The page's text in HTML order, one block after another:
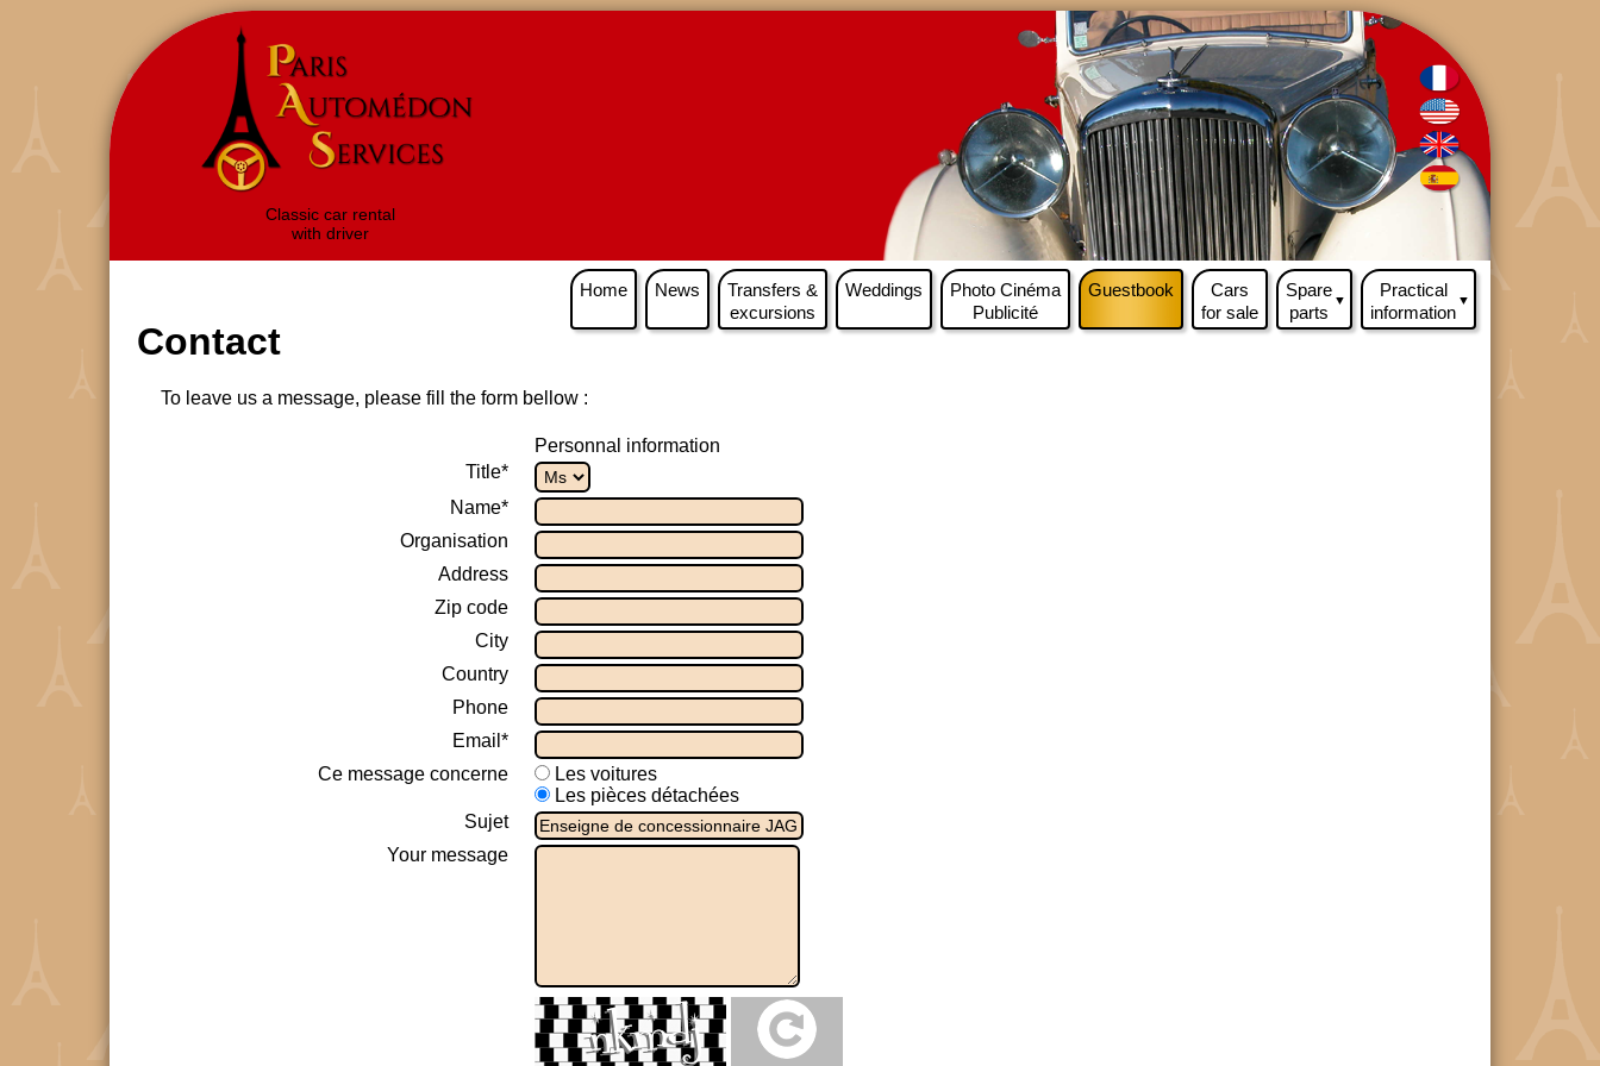
Classic car rental
with driver
Home News
Transfers &
excursions
Weddings
Photo Cinéma
Publicité
Guestbook
Cars
for sale
Spare
parts
▼
Practical
information
▼
Contact
To leave us a message, please fill the form bellow :
Personnal information
Title*
Name*
Organisation
Address
Zip code
City
Country
Phone
Email*
Ce message concerne
Les voitures
Les pièces détachées
Sujet
Your message